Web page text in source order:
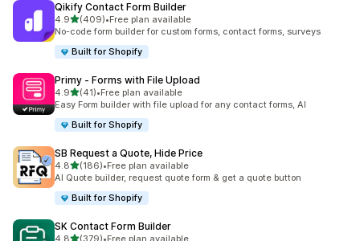
Qikify Contact Form Builder
4.9เต็ม 5 ดาว
(409)
ทั้งหมด 409 รีวิว
•Free plan available
No-code form builder for custom forms, contact forms, surveys
Built for Shopify
Primy ‑ Forms with File Upload
4.9เต็ม 5 ดาว
(41)
ทั้งหมด 41 รีวิว
•Free plan available
Easy Form builder with file upload for any contact forms, AI
Built for Shopify
SB Request a Quote, Hide Price
4.8เต็ม 5 ดาว
(186)
ทั้งหมด 186 รีวิว
•Free plan available
AI Quote builder, request quote form & get a quote button
Built for Shopify
SK Contact Form Builder
4.8เต็ม 5 ดาว
(379)•Free plan available